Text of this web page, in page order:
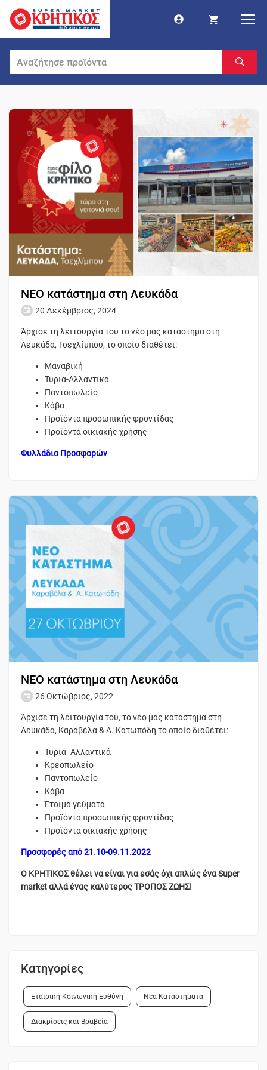
ΝΕΟ κατάστημα στη Λευκάδα
20 Δεκέμβριος, 2024
Άρχισε τη λειτουργία του το νέο μας κατάστημαστη
Λευκάδα, Τσεχλίμπου,το οποίο διαθέτει:
Μαναβική
Τυριά-Αλλαντικά
Παντοπωλείο
Κάβα
Προϊόντα προσωπικής φροντίδας
Προϊόντα οικιακής χρήσης
Φυλλάδιο Προσφορών
ΝΕΟ κατάστημα στη Λευκάδα
26 Οκτώβριος, 2022
Άρχισε τη λειτουργία του, το νέο μας κατάστημα στη
Λευκάδα, Καραβέλα & Α. Κατωπόδη το οποίο διαθέτει:
Τυριά- Αλλαντικά
Κρεοπωλείο
Παντοπωλείο
Κάβα
Έτοιμα γεύματα
Προϊόντα προσωπικής φροντίδας
Προϊόντα οικιακής χρήσης
Προσφορές από 21.10-09.11.2022
Ο ΚΡΗΤΙΚΟΣ θέλει να είναι για εσάς όχι απλώς ένα Super
market αλλά ένας καλύτερος ΤΡΟΠΟΣ ΖΩΗΣ!
Κατηγορίες
Εταιρική Κοινωνική Ευθύνη Νέα Καταστήματα
Διακρίσεις και Βραβεία